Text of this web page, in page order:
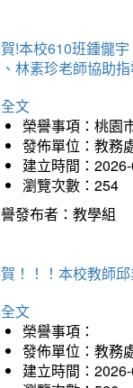
!本校610班鍾儱
林素珍老師協助指
文
榮譽事項：桃園
發佈單位：教務
建立時間：
瀏覽次數：254
發布者：教學組
！！！本校教師
文
榮譽事項：
發佈單位：教務
建立時間：